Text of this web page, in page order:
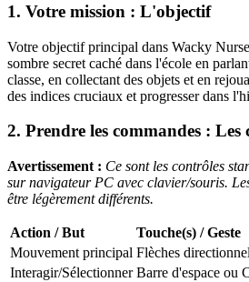
1. Votre mission : L'objectif
Votre objectif principal dans Wacky
sombre secret caché dans l'école en
classe, en collectant des objets et en
des indices cruciaux et progresser dans
2. Prendre les commandes : Les
Avertissement : Ce sont les contrôles
sur navigateur PC avec clavier/souris.
être légèrement différents.
Action / But
Touche(s) / Geste
Mouvement principal Flèches
Interagir/Sélectionner Barre d'espace ou